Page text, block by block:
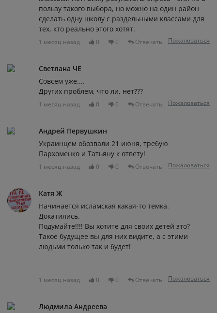
пользу такого выбора, но можно на один район
сделать одну школу с раздельными классами для
тех, кто реально этого хотят.
1 месяц назад 0 0 Отвечать Пожаловаться
Светлана ЧЕ
Совсем уже....
Других проблем, что ли, нет???
1 месяц назад 0 0 Отвечать Пожаловаться
Андрей Первушкин
Украинцем обозвали 21 июня, требую
Пархоменко и Татьяну к ответу!
1 месяц назад 0 0 Отвечать Пожаловаться
Катя Ж
Начинается исламская какая-то темка.
Докатились.
Подумайте!!!! Вы хотите для своих детей это?
Такое будущее вы для них видите, а с этими
людьми только так и будет!
1 месяц назад 0 0 Отвечать Пожаловаться
Людмила Андреева